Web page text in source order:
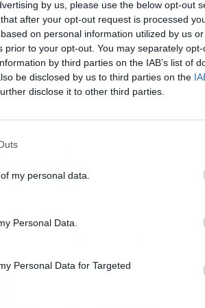
by us, please use the below opt-out
after your opt-out request is processed
on personal information utilized by us
prior to your opt-out. You may separately
by third parties on the IAB’s list of
be disclosed by us to third parties on the
disclose it to other third parties.
my personal data.
Personal Data.
Personal Data for Targeted
2400 a.C
lograron reconstruir sus
y lo que nos ha costado
27 piezas, 20 espacios